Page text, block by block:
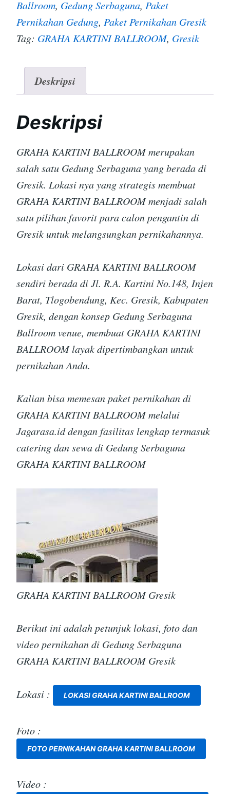
Ballroom, Gedung Serbaguna, Paket
Pernikahan Gedung, Paket Pernikahan Gresik
Tag: GRAHA KARTINI BALLROOM, Gresik
Deskripsi
Deskripsi
GRAHA KARTINI BALLROOM merupakan
salah satu Gedung Serbaguna yang berada di
Gresik. Lokasi nya yang strategis membuat
GRAHA KARTINI BALLROOM menjadi salah
satu pilihan favorit para calon pengantin di
Gresik untuk melangsungkan pernikahannya.
Lokasi dari GRAHA KARTINI BALLROOM
sendiri berada di Jl. R.A. Kartini No.148, Injen
Barat, Tlogobendung, Kec. Gresik, Kabupaten
Gresik, dengan konsep Gedung Serbaguna
Ballroom venue, membuat GRAHA KARTINI
BALLROOM layak dipertimbangkan untuk
pernikahan Anda.
Kalian bisa memesan paket pernikahan di
GRAHA KARTINI BALLROOM melalui
Jagarasa.id dengan fasilitas lengkap termasuk
catering dan sewa di Gedung Serbaguna
GRAHA KARTINI BALLROOM
GRAHA KARTINI BALLROOM Gresik
Berikut ini adalah petunjuk lokasi, foto dan
video pernikahan di Gedung Serbaguna
GRAHA KARTINI BALLROOM Gresik
Lokasi : LOKASI GRAHA KARTINI BALLROOM
Foto :
FOTO PERNIKAHAN GRAHA KARTINI BALLROOM
Video :